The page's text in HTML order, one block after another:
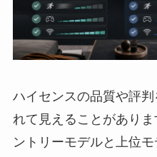
ハイセンスの品質や評
れて見えることがあり
ントリーモデルと上位